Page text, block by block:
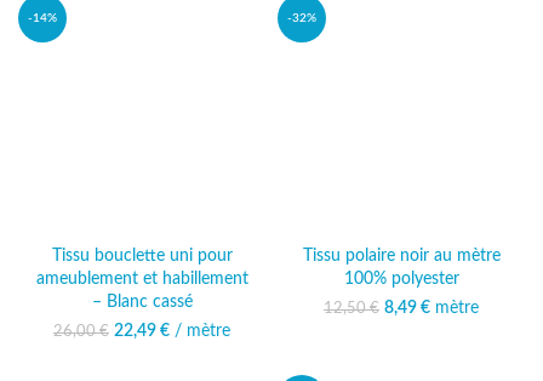
-14%
Tissu bouclette uni pour
ameublement et habillement
– Blanc cassé
26,00€
Le prix initial était :
22,49 €
Le prix
/ mètre
-32%
Tissu polaire noir au mètre
100% polyester
12,50€ Le prix initial était :
8,49 €
Le prix
mètre